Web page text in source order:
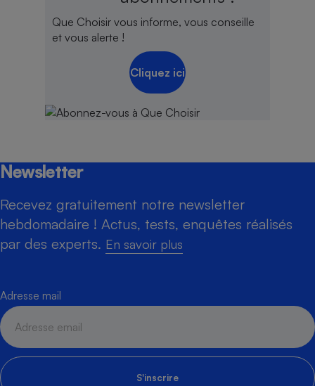
Que Choisir vous informe, vous conseille
et vous alerte !
Cliquez ici
Newsletter
Recevez gratuitement notre newsletter
hebdomadaire ! Actus, tests, enquêtes réalisés
par des experts. En savoir plus
Adresse mail
S'inscrire